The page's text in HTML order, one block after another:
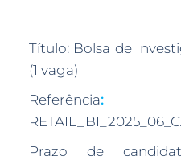
Título: Bolsa de
(1 vaga)
Referência:PT-
Prazo de